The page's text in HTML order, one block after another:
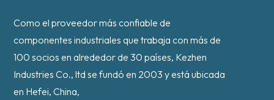
Como el proveedor más confiable de
componentes industriales que trabaja con más de
100 socios en alrededor de 30 países, Kezhen
Industries Co., ltd se fundó en 2003 y está ubicada
en Hefei, China,